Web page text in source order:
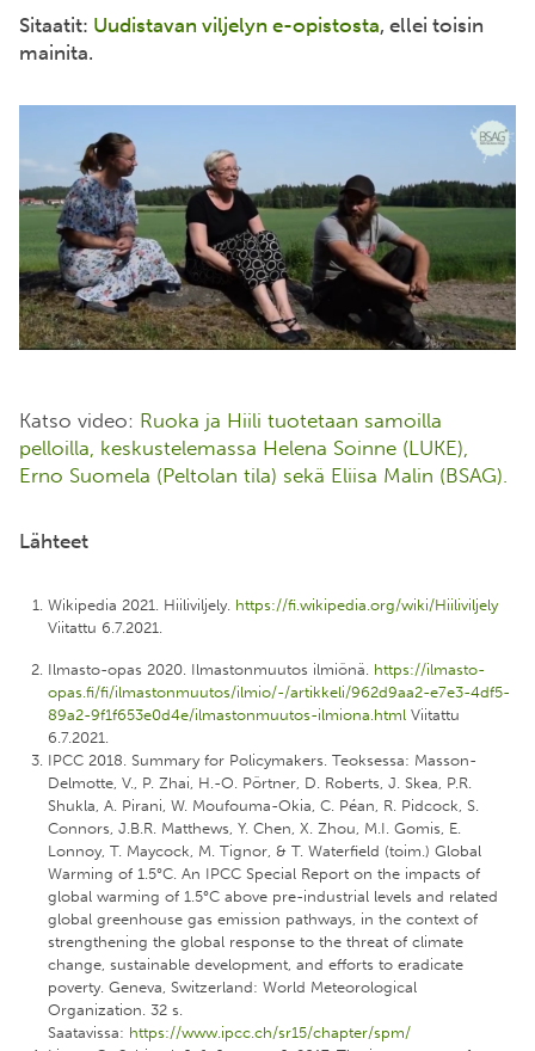
Sitaatit: Uudistavan viljelyn e-opistosta, ellei toisin
mainita.
Katso video: Ruoka ja Hiili tuotetaan samoilla
pelloilla, keskustelemassa Helena Soinne (LUKE),
Erno Suomela (Peltolan tila) sekä Eliisa Malin (BSAG).
Lähteet
Wikipedia 2021. Hiiliviljely. https://fi.wikipedia.org/wiki/Hiiliviljely
Viitattu 6.7.2021.
Ilmasto-opas 2020. Ilmastonmuutos ilmiönä. https://ilmasto-
opas.fi/fi/ilmastonmuutos/ilmio/-/artikkeli/962d9aa2-e7e3-4df5-
89a2-9f1f653e0d4e/ilmastonmuutos-ilmiona.html Viitattu
6.7.2021.
IPCC 2018. Summary for Policymakers. Teoksessa: Masson-
Delmotte, V., P. Zhai, H.-O. Pörtner, D. Roberts, J. Skea, P.R.
Shukla, A. Pirani, W. Moufouma-Okia, C. Péan, R. Pidcock, S.
Connors, J.B.R. Matthews, Y. Chen, X. Zhou, M.I. Gomis, E.
Lonnoy, T. Maycock, M. Tignor, & T. Waterfield (toim.) Global
Warming of 1.5°C. An IPCC Special Report on the impacts of
global warming of 1.5°C above pre-industrial levels and related
global greenhouse gas emission pathways, in the context of
strengthening the global response to the threat of climate
change, sustainable development, and efforts to eradicate
poverty. Geneva, Switzerland: World Meteorological
Organization. 32 s.
Saatavissa: https://www.ipcc.ch/sr15/chapter/spm/